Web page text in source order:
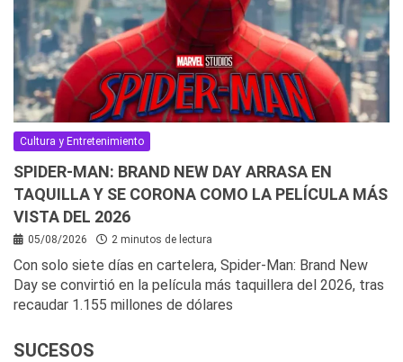
Cultura y Entretenimiento
SPIDER-MAN: BRAND NEW DAY ARRASA EN
TAQUILLA Y SE CORONA COMO LA PELÍCULA MÁS
VISTA DEL 2026
05/08/2026 2 minutos de lectura
Con solo siete días en cartelera, Spider-Man: Brand New
Day se convirtió en la película más taquillera del 2026, tras
recaudar 1.155 millones de dólares
SUCESOS